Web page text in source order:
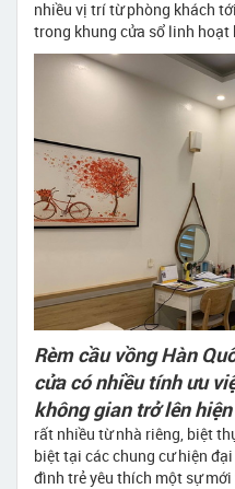
nhiều vị trí từ phòng khách
trong khung cửa sổ linh hoạt
Rèm cầu vồng Hàn
cửa có nhiều tính ưu
không gian trở lên
rất nhiều từ nhà riêng, biệt
biệt tại các chung cư hiện
đình trẻ yêu thích một sự